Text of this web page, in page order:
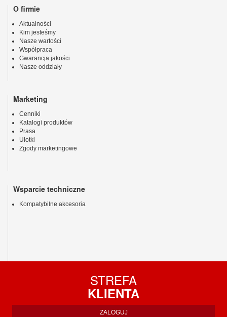
O firmie
Aktualności
Kim jesteśmy
Nasze wartości
Współpraca
Gwarancja jakości
Nasze oddziały
Marketing
Cenniki
Katalogi produktów
Prasa
Ulotki
Zgody marketingowe
Wsparcie techniczne
Kompatybilne akcesoria
STREFA
KLIENTA
ZALOGUJ